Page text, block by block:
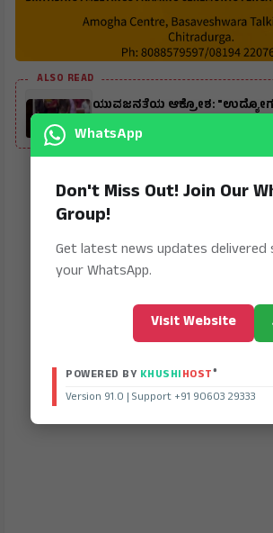
ALSO READ
ಯುವಜನತೆಯ ಆಕ್ರೋಶ: "ಉದ್ಯೋಗ
WhatsApp
Don't Miss Out! Join Our
Group!
Get latest news updates
your WhatsApp.
Visit Website
POWERED BY KHUSHIHOST®
Version 91.0 | Support +91 90603 29333